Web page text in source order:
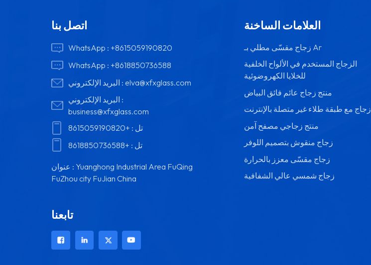
اتصل بنا
WhatsApp : +8615059190820
WhatsApp : +8618850736588
البريد الإلكتروني : elva@xfxglass.com
البريد الإلكتروني :
business@xfxglass.com
تل : +8615059190820
تل : +8618850736588
عنوان : Yuanghong Industrial Area FuQing
FuZhou city FuJian China
تابعنا
العلامات الساخنة
زجاج مقسّى مطلي بـ Ar
الزجاج المستخدم في الألواح الخلفية
للخلايا الكهروضوئية
منتج زجاج عائم فائق البياض
زجاج مع طبقة طلاء غير متصلة بالإنترنت
منتج زجاجي مصفح آمن
زجاج منقوش بتصميم اللوفر
زجاج مقسّى معزز بالحرارة
زجاج شمسي عالي الشفافية